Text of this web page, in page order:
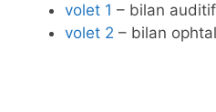
volet 1 – bilan
volet 2 – bilan